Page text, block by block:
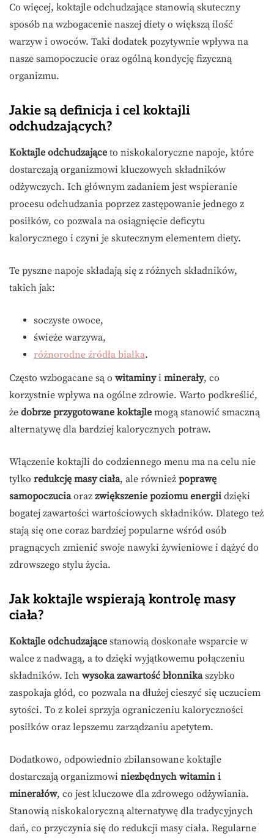
Co więcej, koktajle odchudzające stanowią skuteczny
sposób na wzbogacenie naszej diety o większą ilość
warzyw i owoców. Taki dodatek pozytywnie wpływa na
nasze samopoczucie oraz ogólną kondycję fizyczną
organizmu.
Jakie są definicja i cel koktajli
odchudzających?
Koktajle odchudzające to niskokaloryczne napoje, które
dostarczają organizmowi kluczowych składników
odżywczych. Ich głównym zadaniem jest wspieranie
procesu odchudzania poprzez zastępowanie jednego z
posiłków, co pozwala na osiągnięcie deficytu
kalorycznego i czyni je skutecznym elementem diety.
Te pyszne napoje składają się z różnych składników,
takich jak:
soczyste owoce,
świeże warzywa,
różnorodne źródła białka.
Często wzbogacane są o witaminyi minerały, co
korzystnie wpływa na ogólne zdrowie. Warto podkreślić,
że dobrze przygotowane koktajle mogą stanowić smaczną
alternatywę dla bardziej kalorycznych potraw.
Włączenie koktajli do codziennego menu ma na celu nie
tylko redukcję masy ciała, ale również poprawę
samopoczuciaoraz zwiększenie poziomu energii dzięki
bogatej zawartości wartościowych składników. Dlatego też
stają się one coraz bardziej popularne wśród osób
pragnących zmienić swoje nawyki żywieniowe i dążyć do
zdrowszego stylu życia.
Jak koktajle wspierają kontrolę masy
ciała?
Koktajle odchudzające stanowią doskonałe wsparcie w
walce z nadwagą, a to dzięki wyjątkowemu połączeniu
składników. Ich wysoka zawartość błonnikaszybko
zaspokaja głód, co pozwala na dłużej cieszyć się uczuciem
sytości. To z kolei sprzyja ograniczeniu kaloryczności
posiłków oraz lepszemu zarządzaniu apetytem.
Dodatkowo, odpowiednio zbilansowane koktajle
dostarczają organizmowi niezbędnych witamin i
minerałów, co jest kluczowe dla zdrowego odżywiania.
Stanowią niskokaloryczną alternatywę dla tradycyjnych
dań, co przyczynia się do redukcji masy ciała. Regularne